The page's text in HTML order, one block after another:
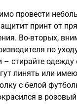
провести
принт от
Во-вторых,
по
– стирайте
линять или
с белой
в